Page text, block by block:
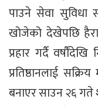
पाउने सेवा सुविधा
खोजेको देखेपछि
प्रहार गर्दै
प्रतिष्ठानलाई
बनाएर साउन २६